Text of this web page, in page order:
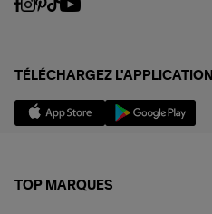
TÉLÉCHARGEZ L'APPLICATION
TOP MARQUES